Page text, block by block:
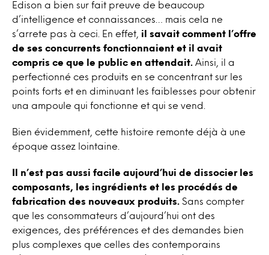
Edison a bien sur fait preuve de beaucoup
d’intelligence et connaissances… mais cela ne
s’arrete pas à ceci. En effet, il savait comment l’offre
de ses concurrents fonctionnaient et il avait
compris ce que le public en attendait.
Ainsi, il a
perfectionné ces produits en se concentrant sur les
points forts et en diminuant les faiblesses pour obtenir
una ampoule qui fonctionne et qui se vend.
Bien évidemment, cette histoire remonte déjà à une
époque assez lointaine.
Il n’est pas aussi facile aujourd’hui de dissocier les
composants, les ingrédients et les procédés de
fabrication des nouveaux produits.
Sans compter
que les consommateurs d’aujourd’hui ont des
exigences, des préférences et des demandes bien
plus complexes que celles des contemporains